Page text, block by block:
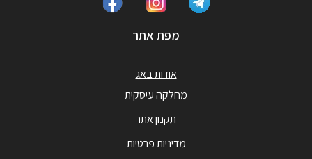
מפת אתר
אודות באג
מחלקה עיסקית
תקנון אתר
מדיניות פרטיות